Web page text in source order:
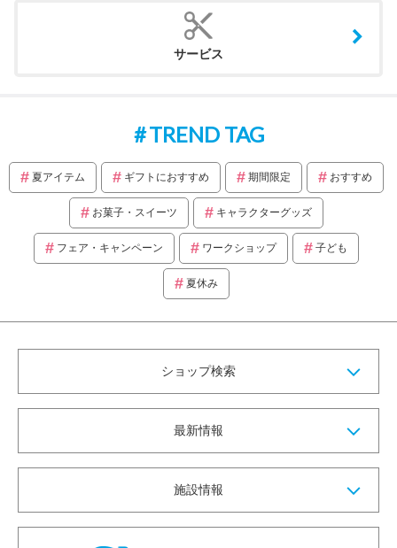
サービス
TREND TAG
夏アイテム ギフトにおすすめ 期間限定 おすすめ
お菓子・スイーツ キャラクターグッズ
フェア・キャンペーン ワークショップ 子ども
夏休み
ショップ検索
最新情報
施設情報